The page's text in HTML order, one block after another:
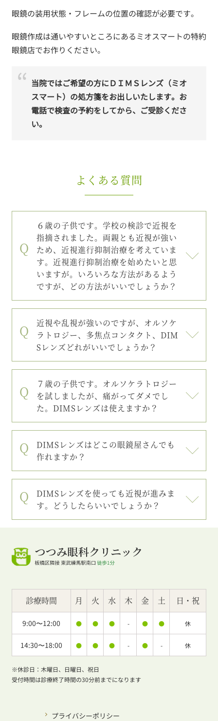
眼鏡の装用状態・フレームの位置の確認が必要です。
眼鏡作成は通いやすいところにあるミオスマートの特約
眼鏡店でお作りください。
当院ではご希望の方にＤＩＭＳレンズ（ミオ
スマート）の処方箋をお出しいたします。お
電話で検査の予約をしてから、ご受診くださ
い。
よくある質問
６歳の子供です。学校の検診で近視を
指摘されました。両親とも近視が強い
ため、近視進行抑制治療を考えていま
す。近視進行抑制治療を始めたいと思
いますが。いろいろな方法があるよう
ですが、どの方法がいいでしょうか？
近視や乱視が強いのですが、オルソケ
ラトロジー、多焦点コンタクト、DIM
Sレンズどれがいいでしょうか？
７歳の子供です。オルソケラトロジー
を試しましたが、痛がってダメでし
た。DIMSレンズは使えますか？
DIMSレンズはどこの眼鏡屋さんでも
作れますか？
DIMSレンズを使っても近視が進みま
す。どうしたらいいでしょうか？
診療時間 月 火 水 木 金 土 日・祝
9:00〜12:00 ● ● ● - ● ● 休
14:30〜18:00 ● ● ● - ● - 休
※休診日：木曜日、日曜日、祝日
受付時間は診療終了時間の30分前までになります
プライバシーポリシー